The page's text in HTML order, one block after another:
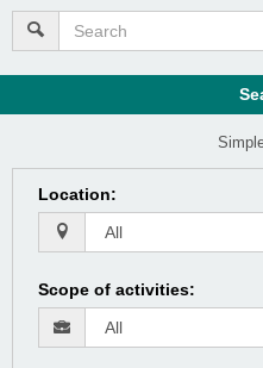
Location:
Scope of activities: